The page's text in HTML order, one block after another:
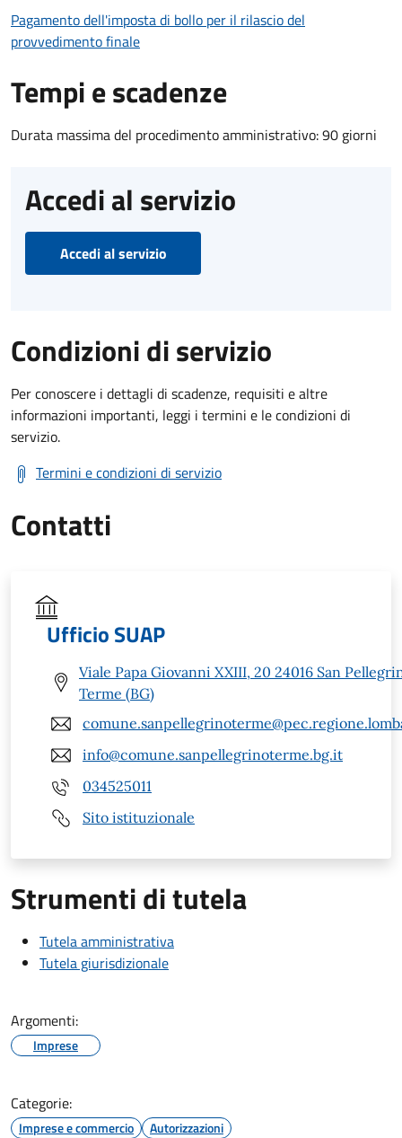
Pagamento dell'imposta di bollo per il rilascio del
provvedimento finale
Tempi e scadenze
Durata massima del procedimento amministrativo: 90 giorni
Accedi al servizio
Accedi al servizio
Condizioni di servizio
Per conoscere i dettagli di scadenze, requisiti e altre
informazioni importanti, leggi i termini e le condizioni di
servizio.
Termini e condizioni di servizio
Contatti
Ufficio SUAP
Viale Papa Giovanni XXIII, 20 24016 San
Terme (BG)
info@comune.sanpellegrinoterme.bg.it
034525011
Sito istituzionale
Strumenti di tutela
Tutela amministrativa
Tutela giurisdizionale
Argomenti:
Imprese
Categorie:
Imprese e commercio Autorizzazioni